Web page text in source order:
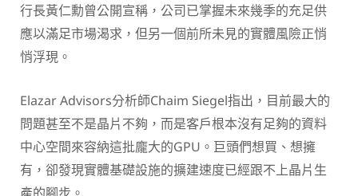
行長黃仁勳曾公開宣稱，公司已掌握未來幾季的充足供
應以滿足市場渴求，但另一個前所未見的實體風險正悄
悄浮現。
Elazar Advisors分析師Chaim Siegel指出，目前最大的
問題甚至不是晶片不夠，而是客戶根本沒有足夠的資料
中心空間來容納這批龐大的GPU。巨頭們想買、想擁
有，卻發現實體基礎設施的擴建速度已經跟不上晶片生
產的腳步。